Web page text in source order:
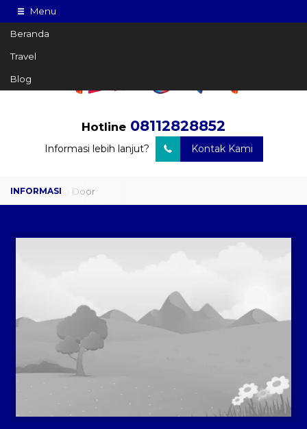
Menu
Beranda
Travel
Blog
Hotline 08112828852
Informasi lebih lanjut? Kontak Kami
Travel Door to Door
Paket Kilat
Pengiriman Barang